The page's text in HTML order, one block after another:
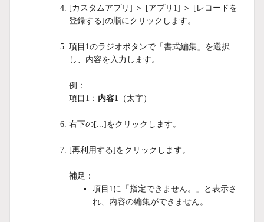
[カスタムアプリ] ＞ [アプリ1] ＞ [レコードを
登録する]の順にクリックします。
項目1のラジオボタンで「書式編集」を選択
し、内容を入力します。
例：
項目1： 内容1 （太字）
右下の[...]をクリックします。
[再利用する]をクリックします。
補足：
項目1に「指定できません。」と表示さ
れ、内容の編集ができません。